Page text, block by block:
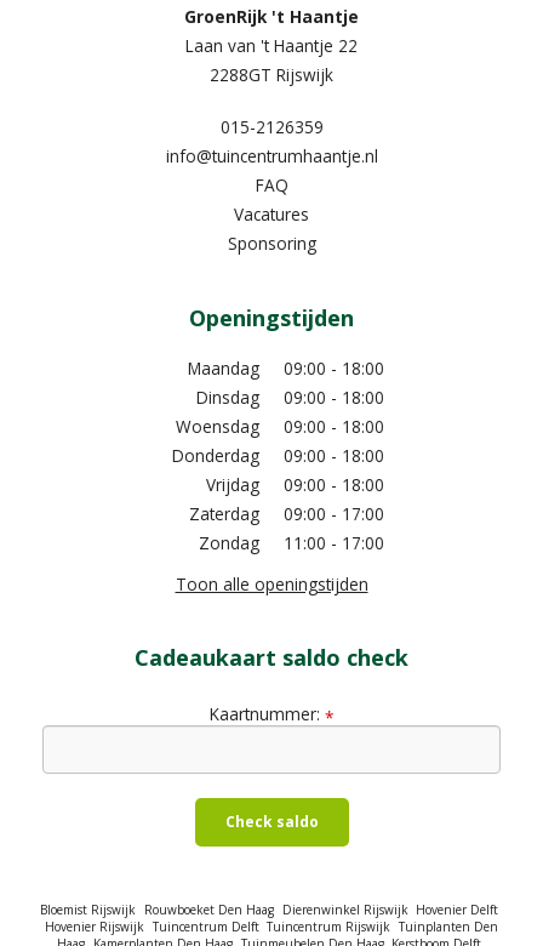
GroenRijk 't Haantje
Laan van 't Haantje 22
2288GT Rijswijk
015-2126359
info@tuincentrumhaantje.nl
FAQ
Vacatures
Sponsoring
Openingstijden
Maandag
09:00 - 18:00
Dinsdag
09:00 - 18:00
Woensdag
09:00 - 18:00
Donderdag
09:00 - 18:00
Vrijdag
09:00 - 18:00
Zaterdag
09:00 - 17:00
Zondag
11:00 - 17:00
Toon alle openingstijden
Cadeaukaart saldo check
Kaartnummer: *
Check saldo
Bloemist Rijswijk Rouwboeket Den Haag Dierenwinkel Rijswijk Hovenier Delft
Hovenier Rijswijk Tuincentrum Delft Tuincentrum Rijswijk Tuinplanten Den